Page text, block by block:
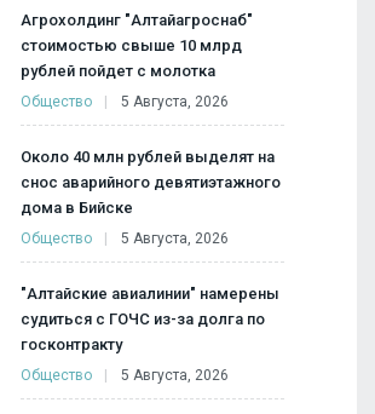
Агрохолдинг "Алтайагроснаб"
стоимостью свыше 10 млрд
рублей пойдет с молотка
Общество 5 Августа, 2026
Около 40 млн рублей выделят на
снос аварийного девятиэтажного
дома в Бийске
Общество 5 Августа, 2026
"Алтайские авиалинии" намерены
судиться с ГОЧС из-за долга по
госконтракту
Общество 5 Августа, 2026